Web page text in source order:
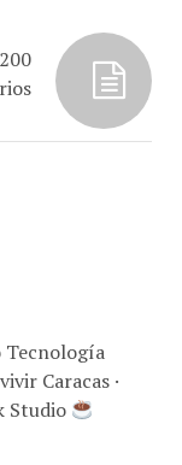
Tecnología
Caracas ·
Studio